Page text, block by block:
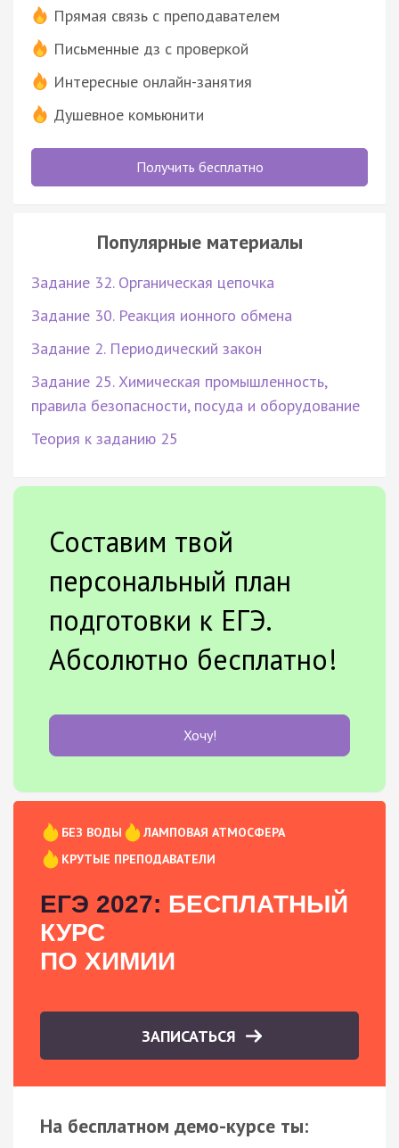
Прямая связь с преподавателем
Письменные дз с проверкой
Интересные онлайн-занятия
Душевное комьюнити
Получить бесплатно
Популярные материалы
Задание 32. Органическая цепочка
Задание 30. Реакция ионного обмена
Задание 2. Периодический закон
Задание 25. Химическая промышленность,
правила безопасности, посуда и оборудование
Теория к заданию 25
Составим твой
персональный план
подготовки к ЕГЭ.
Абсолютно бесплатно!
Хочу!
БЕЗ ВОДЫ
ЛАМПОВАЯ АТМОСФЕРА
КРУТЫЕ ПРЕПОДАВАТЕЛИ
ЕГЭ 2027: БЕСПЛАТНЫЙ
КУРС
ПО ХИМИИ
ЗАПИСАТЬСЯ
На бесплатном демо-курсе ты: